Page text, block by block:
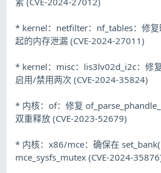
* kernel：netfilter：nf_tables：修复
起的内存泄漏 (CVE-2024-27011)
* kernel：misc：lis3lv02d_i2c：修
启用/禁用两次 (CVE-2024-35824)
* 内核：of：修复
双重释放 (CVE-2023-52679)
* 内核：x86/mce：确保在
mce_sysfs_mutex (CVE-2024-